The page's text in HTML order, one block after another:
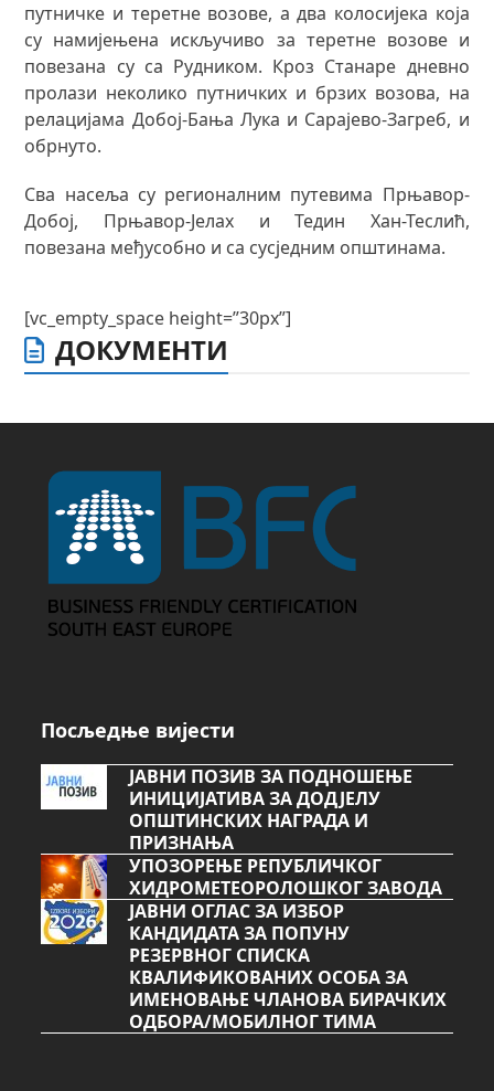
путничке и теретне возове, а два колосијека која
су намијењена искључиво за теретне возове и
повезана су са Рудником. Кроз Станаре дневно
пролази неколико путничких и брзих возова, на
релацијама Добој-Бања Лука и Сарајево-Загреб, и
обрнуто.
Сва насеља су регионалним путевима Прњавор-
Добој, Прњавор-Јелах и Тедин Хан-Теслић,
повезана међусобно и са сусједним општинама.
[vc_empty_space height=”30px”]
ДОКУМЕНТИ
Посљедње вијести
ЈАВНИ ПОЗИВ ЗА ПОДНОШЕЊЕ
ИНИЦИЈАТИВА ЗА ДОДЈЕЛУ
ОПШТИНСКИХ НАГРАДА И
ПРИЗНАЊА
УПОЗОРЕЊЕ РЕПУБЛИЧКОГ
ХИДРОМЕТЕОРОЛОШКОГ ЗАВОДА
ЈАВНИ ОГЛАС ЗА ИЗБОР
КАНДИДАТА ЗА ПОПУНУ
РЕЗЕРВНОГ СПИСКА
КВАЛИФИКОВАНИХ ОСОБА ЗА
ИМЕНОВАЊЕ ЧЛАНОВА БИРАЧКИХ
ОДБОРА/МОБИЛНОГ ТИМА